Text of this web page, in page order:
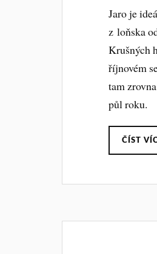
Jaro je
z loňska
Krušných
říjnovém
tam
půl roku.
ČÍST